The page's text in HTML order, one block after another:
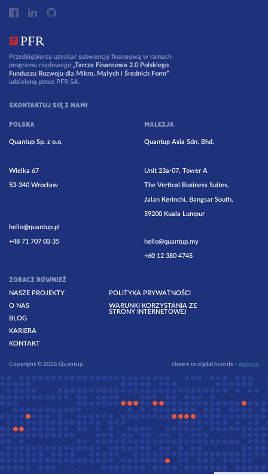
Przedsiębiorca uzyskał subwencję finansową w ramach
programu rządowego „Tarcza Finansowa 2.0 Polskiego
Funduszu Rozwoju dla Mikro, Małych i Średnich Form”
udzieloną przez PFR SA.
SKONTAKTUJ SIĘ Z NAMI
POLSKA
Quantup Sp. z o.o.
Wielka 67
53-340 Wrocław
hello@quantup.pl
+48 71 707 03 35
MALEZJA
Quantup Asia Sdn. Bhd.
Unit 23a-07, Tower A
The Vertical Business Suites,
Jalan Kerinchi, Bangsar South,
59200 Kuala Lumpur
hello@quantup.my
+60 12 380 4745
ZOBACZ RÓWNIEŻ
NASZE PROJEKTY
O NAS
BLOG
KARIERA
KONTAKT
POLITYKA PRYWATNOŚCI
WARUNKI KORZYSTANIA ZE
STRONY INTERNETOWEJ
Copyright © 2026 Quantup cheers to digital brands – mohi.to